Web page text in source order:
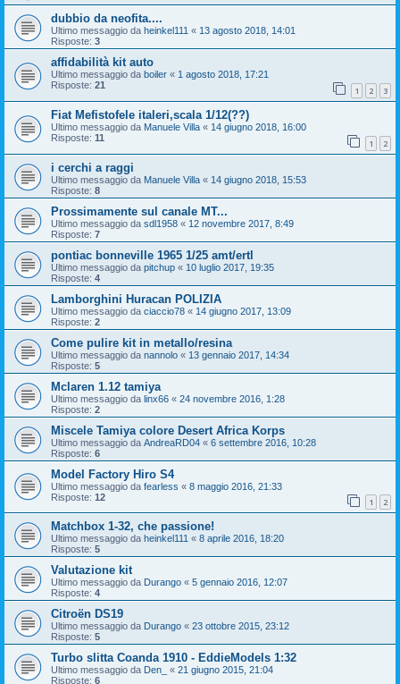
dubbio da neofita....
Ultimo messaggio da heinkel111 « 13 agosto 2018, 14:01
Risposte: 3
affidabilità kit auto
Ultimo messaggio da boiler « 1 agosto 2018, 17:21
Risposte: 21 1 2 3
Fiat Mefistofele italeri,scala 1/12(??)
Ultimo messaggio da Manuele Villa « 14 giugno 2018, 16:00
Risposte: 11 1 2
i cerchi a raggi
Ultimo messaggio da Manuele Villa « 14 giugno 2018, 15:53
Risposte: 8
Prossimamente sul canale MT...
Ultimo messaggio da sdl1958 « 12 novembre 2017, 8:49
Risposte: 7
pontiac bonneville 1965 1/25 amt/ertl
Ultimo messaggio da pitchup « 10 luglio 2017, 19:35
Risposte: 4
Lamborghini Huracan POLIZIA
Ultimo messaggio da ciaccio78 « 14 giugno 2017, 13:09
Risposte: 2
Come pulire kit in metallo/resina
Ultimo messaggio da nannolo « 13 gennaio 2017, 14:34
Risposte: 5
Mclaren 1.12 tamiya
Ultimo messaggio da linx66 « 24 novembre 2016, 1:28
Risposte: 2
Miscele Tamiya colore Desert Africa Korps
Ultimo messaggio da AndreaRD04 « 6 settembre 2016, 10:28
Risposte: 6
Model Factory Hiro S4
Ultimo messaggio da fearless « 8 maggio 2016, 21:33
Risposte: 12 1 2
Matchbox 1-32, che passione!
Ultimo messaggio da heinkel111 « 8 aprile 2016, 18:20
Risposte: 5
Valutazione kit
Ultimo messaggio da Durango « 5 gennaio 2016, 12:07
Risposte: 4
Citroën DS19
Ultimo messaggio da Durango « 23 ottobre 2015, 23:12
Risposte: 5
Turbo slitta Coanda 1910 - EddieModels 1:32
Ultimo messaggio da Den_ « 21 giugno 2015, 21:04
Risposte: 6